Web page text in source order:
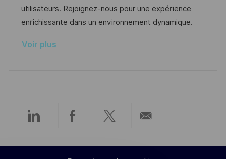
t
i
n
f
f
c
c
e
r
i
utilisateurs. Rejoignez-nous pour une expérience
enrichissante dans un environnement dynamique.
Voir plus
Partager
via
Partager
via
Partager
via
par